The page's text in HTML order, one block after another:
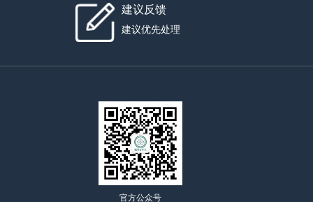
建议反馈
建议优先处理
官方公众号